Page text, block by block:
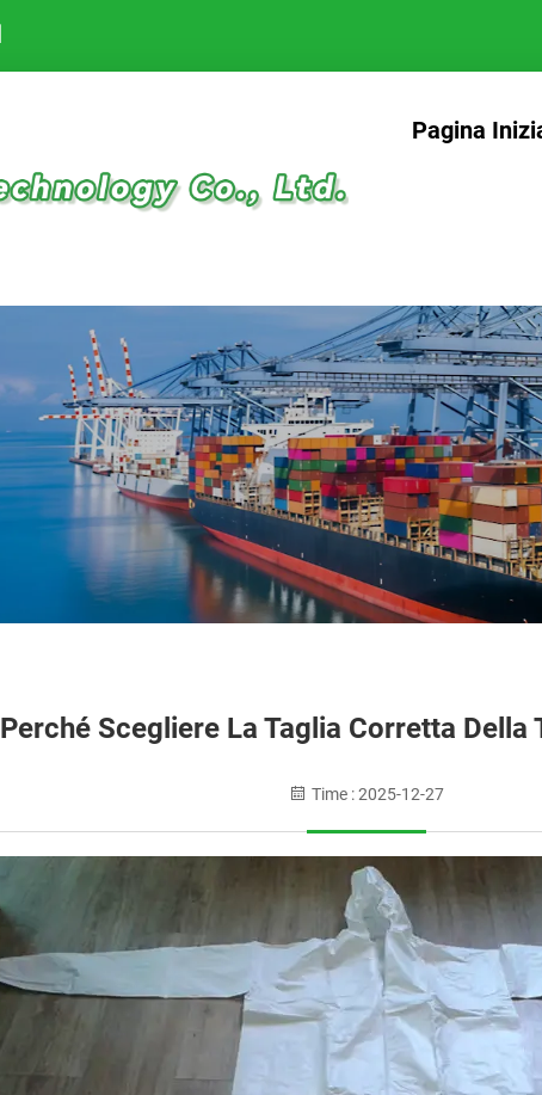
Pagina
Perché Scegliere La Taglia Corretta Della
Time : 2025-12-27